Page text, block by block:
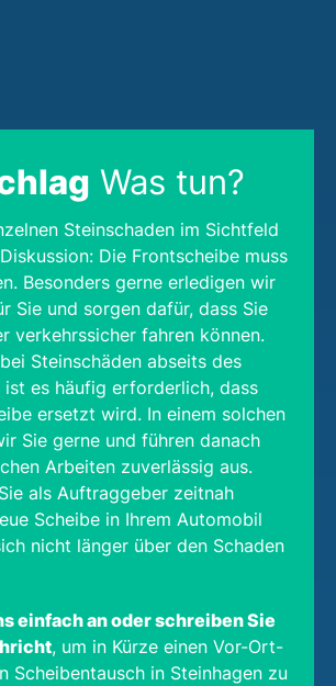
Was tun?
Steinschaden im Sichtfeld
Die Frontscheibe muss
Besonders gerne erledigen wir
Sie und sorgen dafür, dass Sie
verkehrssicher fahren können.
Steinschäden abseits des
ist es häufig erforderlich, dass
ersetzt wird. In einem solchen
Sie gerne und führen danach
Arbeiten zuverlässig aus.
als Auftraggeber zeitnah
Scheibe in Ihrem Automobil
nicht länger über den Schaden
einfach an oder schreiben Sie
, um in Kürze einen Vor-Ort-
Scheibentausch in Steinhagen zu